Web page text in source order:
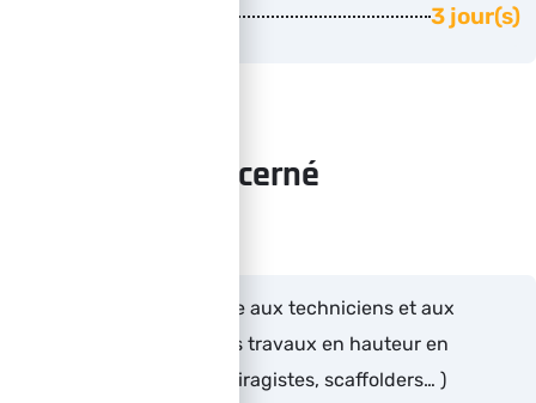
3 jour(s)
Public concerné
Cette formation s’adresse aux techniciens et aux
régisseurs exécutant des travaux en hauteur en
suspension (riggers, éclairagistes, scaffolders… )